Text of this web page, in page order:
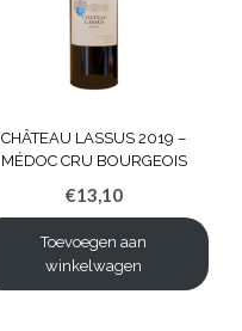
CHÂTEAU LASSUS 2019 –
MÉDOC CRU BOURGEOIS
€13,10
Toevoegen aan
winkelwagen